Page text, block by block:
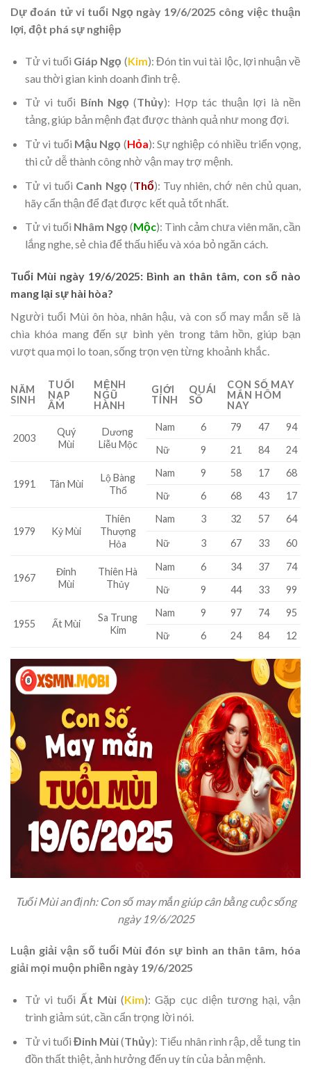
Dự đoán tử vi tuổi Ngọ ngày 19/6/2025 công việc thuận
lợi, đột phá sự nghiệp
Tử vi tuổi Giáp Ngọ (Kim): Đón tin vui tài lộc, lợi nhuận về
sau thời gian kinh doanh đình trệ.
Tử vi tuổi Bính Ngọ (Thủy): Hợp tác thuận lợi là nền
tảng, giúp bản mệnh đạt được thành quả như mong đợi.
Tử vi tuổi Mậu Ngọ (Hỏa): Sự nghiệp có nhiều triển vọng,
thi cử dễ thành công nhờ vận may trợ mệnh.
Tử vi tuổi Canh Ngọ (Thổ): Tuy nhiên, chớ nên chủ quan,
hãy cẩn thận để đạt được kết quả tốt nhất.
Tử vi tuổi Nhâm Ngọ (Mộc): Tình cảm chưa viên mãn, cần
lắng nghe, sẻ chia để thấu hiểu và xóa bỏ ngăn cách.
Tuổi Mùi ngày 19/6/2025: Bình an thân tâm, con số nào
mang lại sự hài hòa?
Người tuổi Mùi ôn hòa, nhân hậu, và con số may mắn sẽ là
chìa khóa mang đến sự bình yên trong tâm hồn, giúp bạn
vượt qua mọi lo toan, sống trọn vẹn từng khoảnh khắc.
NĂM
SINH
TUỔI
NẠP
ÂM
MỆNH
NGŨ
HÀNH
GIỚI
TÍNH
QUÁI
SỐ
CON SỐ MAY
MẮN HÔM
NAY
2003
Quý
Mùi
Dương
Liễu Mộc
Nam 6 79 47
94
Nữ
9 21 84 24
1991 Tân Mùi
Lộ Bàng
Thổ
Nam 9 58 17
68
Nữ
6 68 43 17
1979 Kỷ Mùi
Thiên
Thượng
Hỏa
Nam 3 32 57 64
Nữ 3 67 33 60
1967
Đinh
Mùi
Thiên Hà
Thủy
Nam 6 34 37
74
Nữ
9 44 33 99
1955 Ất Mùi
Sa Trung
Kim
Nam 9 97 74
95
Nữ
6 24 84 12
Tuổi Mùi an định: Con số may mắn giúp cân bằng cuộc sống
ngày 19/6/2025
Luận giải vận số tuổi Mùi đón sự bình an thân tâm, hóa
giải mọi muộn phiền ngày 19/6/2025
Tử vi tuổi Ất Mùi (Kim): Gặp cục diện tương hại, vận
trình giảm sút, cần cẩn trọng lời nói.
Tử vi tuổiĐinh Mùi(Thủy): Tiểu nhân rình rập, dễ tung tin
đồn thất thiệt, ảnh hưởng đến uy tín của bản mệnh.